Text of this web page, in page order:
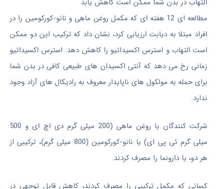
مطالعه ای 12 هفته ای که مکمل روغن ماهی و نانو-کورکومین را در
افراد مبتلا به دیابت ارزیابی کرد، نشان داد که ترکیب این دو ممکن
است التهاب و استرس اکسیداتیو را کاهش دهد. استرس اکسیداتیو
زمانی رخ می دهد که آنتی اکسیدان های طبیعی کافی در بدن شما
برای حمله به مولکول های ناپایدار معروف به رادیکال های آزاد وجود
ندارد.
شرکت کنندگان یا روغن ماهی (200 میلی گرم دی اچ ای و 500
میلی گرم ئی پی ای) یا نانو-کورکومین (800 میلی گرم)، ترکیبی از
هر دو، یا دارونما را مصرف کردند.
کسانی که مکمل ترکیبی را مصرف کردند، کاهش قابل توجهی در